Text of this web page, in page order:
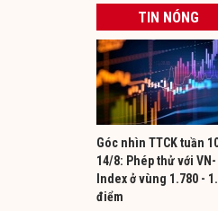
TIN NÓNG
Góc nhìn TTCK tuần
14/8: Phép thử với VN-
Index ở vùng 1.780 -
điểm